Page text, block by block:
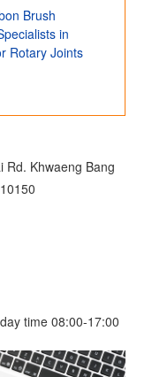
Brush
in
Rotary Joints
Rd. Khwaeng Bang
time 08:00-17:00